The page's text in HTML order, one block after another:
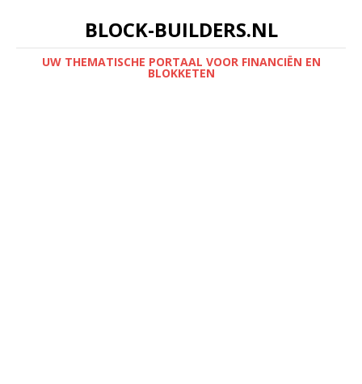
BLOCK-BUILDERS.NL
UW THEMATISCHE PORTAAL VOOR FINANCIËN EN
BLOKKETEN